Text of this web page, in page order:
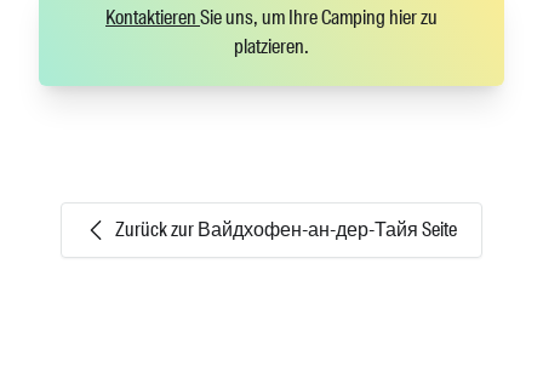
KontaktierenSie uns, um Ihre Camping hier zu
platzieren.
Zurück zur Вайдхофен-ан-дер-Тайя Seite